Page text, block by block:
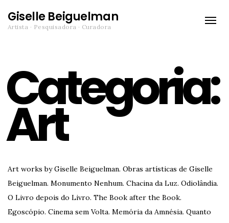
Giselle Beiguelman
Artista · Pesquisadora · Curadora
Toggle
Categoria:
Art
Art works by Giselle Beiguelman. Obras artísticas de Giselle
Beiguelman. Monumento Nenhum. Chacina da Luz. Odiolândia.
O Livro depois do Livro. The Book after the Book.
Egoscópio. Cinema sem Volta. Memória da Amnésia. Quanto